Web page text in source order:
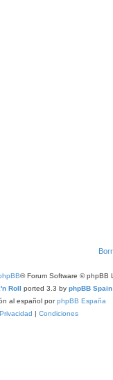
® Forum Software © phpBB
Roll ported 3.3 by phpBB Spain
al español porphpBB España
Privacidad | Condiciones